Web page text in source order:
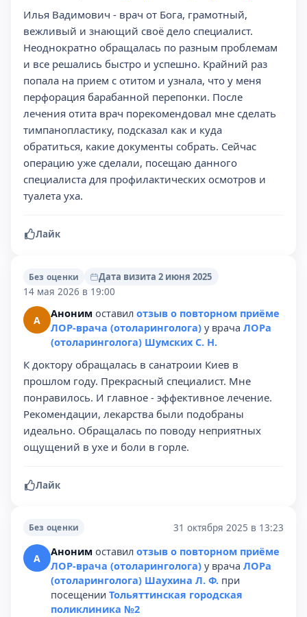
Илья Вадимович - врач от Бога, грамотный,
вежливый и знающий своё дело специалист.
Неоднократно обращалась по разным проблемам
и все решались быстро и успешно. Крайний раз
попала на прием с отитом и узнала, что у меня
перфорация барабанной перепонки. После
лечения отита врач порекомендовал мне сделать
тимпанопластику, подсказал как и куда
обратиться, какие документы собрать. Сейчас
операцию уже сделали, посещаю данного
специалиста для профилактических осмотров и
туалета уха.
Лайк
Без оценки
Дата визита 2 июня 2025
14 мая 2026 в 19:00
А Аноним оставил отзыв о повторном приёме
ЛОР-врача (отоларинголога) у врача ЛОРа
(отоларинголога) Шумских С. Н.
К доктору обращалась в санатроии Киев в
прошлом году. Прекрасный специалист. Мне
понравилось. И главное - эффективное лечение.
Рекомендации, лекарства были подобраны
идеально. Обращалась по поводу неприятных
ощущений в ухе и боли в горле.
Лайк
Без оценки 31 октября 2025 в 13:23
А Аноним оставил отзыв о повторном приёме
ЛОР-врача (отоларинголога) у врача ЛОРа
(отоларинголога) Шаухина Л. Ф. при
посещении Тольяттинская городская
поликлиника №2